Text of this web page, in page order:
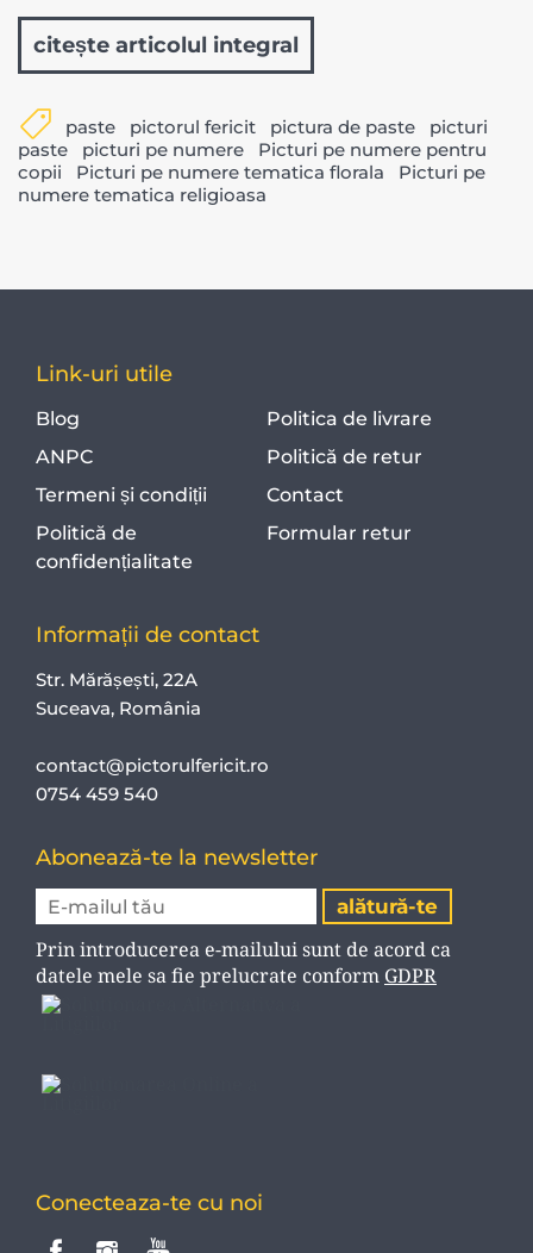
citește articolul integral
paste pictorul fericit pictura de paste
picturi
paste
picturi pe numere
Picturi pe numere pentru
copii
Picturi pe numere tematica florala
Picturi pe
numere tematica religioasa
Link-uri utile
Blog
ANPC
Termeni și condiții
Politică de
confidențialitate
Politica de livrare
Politică de retur
Contact
Formular retur
Informații de contact
Str. Mărășești, 22A
Suceava, România
contact@pictorulfericit.ro
0754 459 540
Abonează-te la newsletter
Prin introducerea e-mailului sunt de acord ca
datele mele sa fie prelucrate conform GDPR
Conecteaza-te cu noi